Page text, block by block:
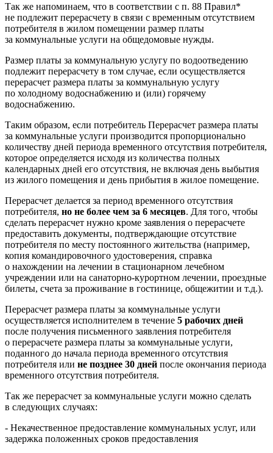
Так же напоминаем, что в соответствии с п. 88 Правил*
не подлежит перерасчету в связи с временным отсутствием
потребителя в жилом помещении размер платы
за коммунальные услуги на общедомовые нужды.
Размер платы за коммунальную услугу по водоотведению
подлежит перерасчету в том случае, если осуществляется
перерасчет размера платы за коммунальную услугу
по холодному водоснабжению и (или) горячему
водоснабжению.
Таким образом, если потребитель Перерасчет размера платы
за коммунальные услуги производится пропорционально
количеству дней периода временного отсутствия потребителя,
которое определяется исходя из количества полных
календарных дней его отсутствия, не включая день выбытия
из жилого помещения и день прибытия в жилое помещение.
Перерасчет делается за период временного отсутствия
потребителя, но не более чем за 6 месяцев. Для того, чтобы
сделать перерасчет нужно кроме заявления о перерасчете
предоставить документы, подтверждающие отсутствие
потребителя по месту постоянного жительства (например,
копия командировочного удостоверения, справка
о нахождении на лечении в стационарном лечебном
учреждении или на санаторно-курортном лечении, проездные
билеты, счета за проживание в гостинице, общежитии и т.д.).
Перерасчет размера платы за коммунальные услуги
осуществляется исполнителем в течение 5 рабочих дней
после получения письменного заявления потребителя
о перерасчете размера платы за коммунальные услуги,
поданного до начала периода временного отсутствия
потребителя или не позднее 30 дней после окончания периода
временного отсутствия потребителя.
Так же перерасчет за коммунальные услуги можно сделать
в следующих случаях:
- Некачественное предоставление коммунальных услуг, или
задержка положенных сроков предоставления